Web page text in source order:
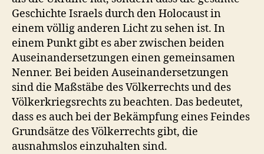
Geschichte Israels durch den Holocaust in
einem völlig anderen Licht zu sehen ist. In
einem Punkt gibt es aber zwischen beiden
Auseinandersetzungen einen gemeinsamen
Nenner. Bei beiden Auseinandersetzungen
sind die Maßstäbe des Völkerrechts und des
Völkerkriegsrechts zu beachten. Das bedeutet,
dass es auch bei der Bekämpfung eines Feindes
Grundsätze des Völkerrechts gibt, die
ausnahmslos einzuhalten sind.